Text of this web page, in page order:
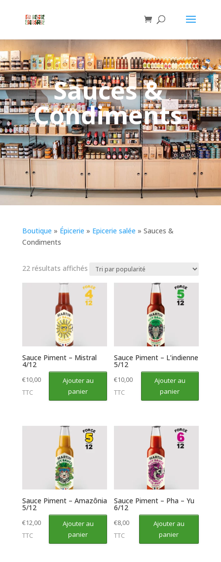
Sauces &
Condiments
Boutique » Épicerie » Epicerie salée » Sauces &
Condiments
22 résultats affichésTrié
popularité
Sauce Piment – Mistral
4/12
€10,00
TTC
Ajouter au
panier
Sauce Piment – L’indienne
5/12
€10,00
TTC
Ajouter au
panier
Sauce Piment – Amazônia
5/12
€12,00
TTC
Ajouter au
panier
Sauce Piment – Pha – Yu
6/12
€8,00
TTC
Ajouter au
panier